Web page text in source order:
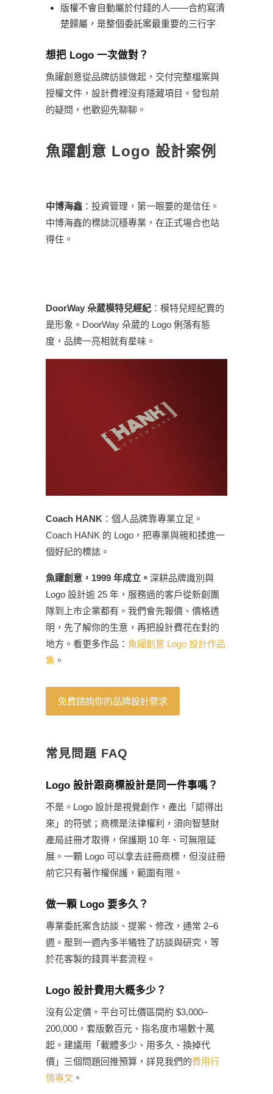
版權不會自動屬於付錢的人——合約寫清
楚歸屬，是整個委託案最重要的三行字
想把 Logo 一次做對？
魚躍創意從品牌訪談做起，交付完整檔案與
授權文件，設計費裡沒有隱藏項目。發包前
的疑問，也歡迎先聊聊。
魚躍創意 Logo 設計案例
中博海鑫 ：投資管理，第一眼要的是信任。
中博海鑫的標誌沉穩專業，在正式場合也站
得住。
DoorWay 朵葳模特兒經紀 ：模特兒經紀賣的
是形象。DoorWay 朵葳的 Logo 俐落有態
度，品牌一亮相就有星味。
Coach HANK ：個人品牌靠專業立足。
Coach HANK 的 Logo，把專業與親和揉進一
個好記的標誌。
魚躍創意，1999 年成立。 深耕品牌識別與
Logo 設計逾 25 年，服務過的客戶從新創團
隊到上市企業都有。我們會先報價、價格透
明，先了解你的生意，再把設計費花在對的
地方。看更多作品： 魚躍創意 Logo 設計作品
集 。
免費諮詢你的品牌設計需求
常見問題 FAQ
Logo 設計跟商標設計是同一件事嗎？
不是。Logo 設計是視覺創作，產出「認得出
來」的符號；商標是法律權利，須向智慧財
產局註冊才取得，保護期 10 年、可無限延
展。一顆 Logo 可以拿去註冊商標，但沒註冊
前它只有著作權保護，範圍有限。
做一顆 Logo 要多久？
專業委託案含訪談、提案、修改，通常 2–6
週。壓到一週內多半犧牲了訪談與研究，等
於花客製的錢買半套流程。
Logo 設計費用大概多少？
沒有公定價。平台可比價區間約 $3,000–
200,000，套版數百元、指名度市場數十萬
起。建議用「載體多少、用多久、換掉代
價」三個問題回推預算，詳見我們的費用行
情專文 。